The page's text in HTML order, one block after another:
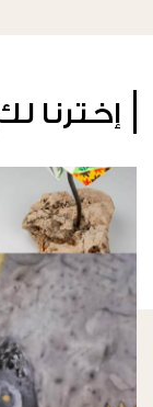
إخترنا